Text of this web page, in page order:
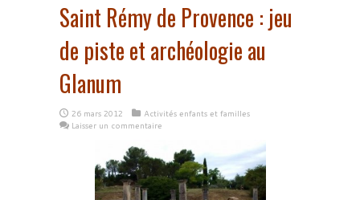
Saint Rémy de Provence : jeu
de piste et archéologie au
Glanum
26 mars 2012
Activités enfants et familles
Laisser un commentaire